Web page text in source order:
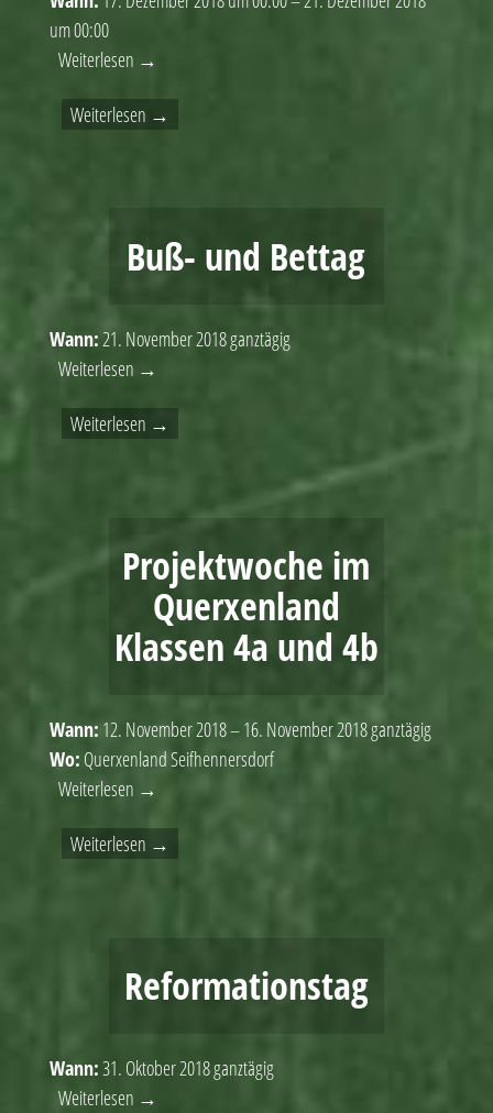
um 00:00
Weiterlesen →
Weiterlesen →
Buß- und Bettag
Wann:21. November 2018ganztägig
Weiterlesen →
Weiterlesen →
Projektwoche im
Querxenland
Klassen 4a und 4b
Wann: 12. November 2018 – 16. November 2018ganztägig
Wo: Querxenland Seifhennersdorf
Weiterlesen →
Weiterlesen →
Reformationstag
Wann:31. Oktober 2018ganztägig
Weiterlesen →